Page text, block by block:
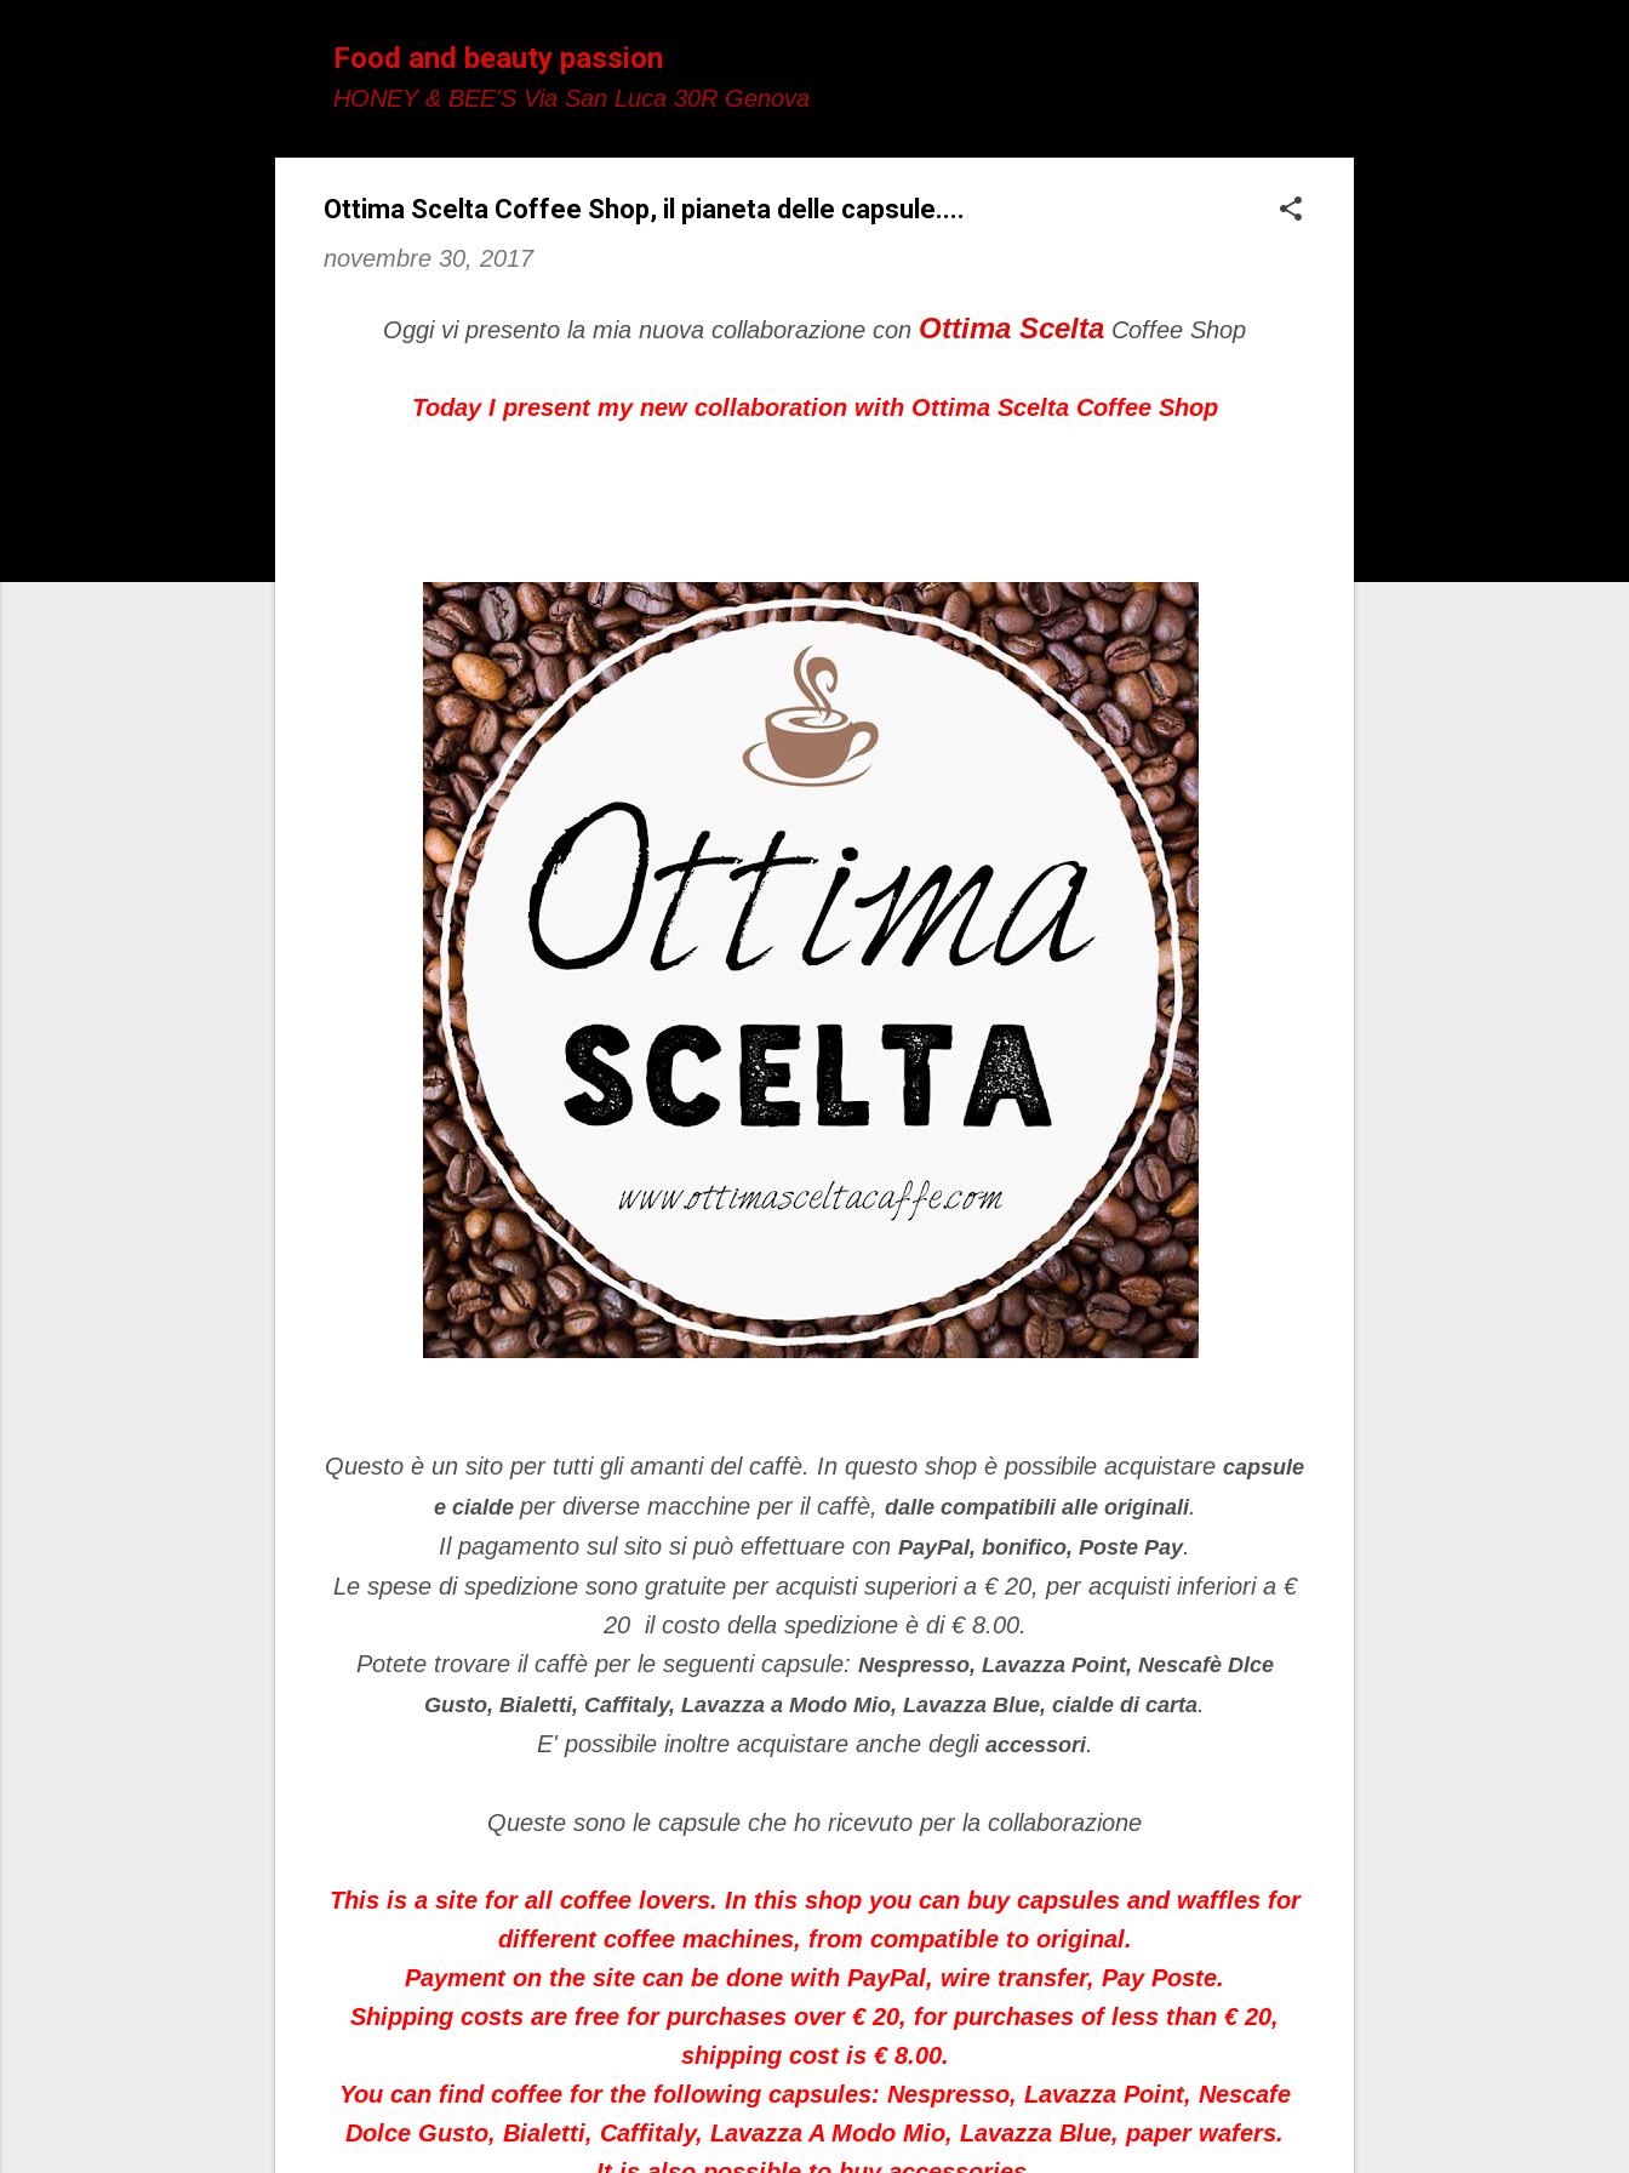
Food and beauty passion
HONEY & BEE'S Via San Luca 30R Genova
Ottima Scelta Coffee Shop, il pianeta delle capsule....
novembre 30, 2017
Oggi vi presento la mia nuova collaborazione con Ottima Scelta Coffee Shop
Today I present my new collaboration with Ottima Scelta Coffee Shop
Questo è un sito per tutti gli amanti del caffè. In questo shop è possibile acquistare capsule
e cialde per diverse macchine per il caffè, dalle compatibili alle originali.
Il pagamento sul sito si può effettuare con PayPal, bonifico, Poste Pay.
Le spese di spedizione sono gratuite per acquisti superiori a € 20, per acquisti inferiori a €
20 il costo della spedizione è di € 8.00.
Potete trovare il caffè per le seguenti capsule: Nespresso, Lavazza Point, Nescafè Dlce
Gusto, Bialetti, Caffitaly, Lavazza a Modo Mio, Lavazza Blue, cialde di carta.
E' possibile inoltre acquistare anche degli accessori.
Queste sono le capsule che ho ricevuto per la collaborazione
This is a site for all coffee lovers. In this shop you can buy capsules and waffles for
different coffee machines, from compatible to original.
Payment on the site can be done with PayPal, wire transfer, Pay Poste.
Shipping costs are free for purchases over € 20, for purchases of less than € 20,
shipping cost is € 8.00.
You can find coffee for the following capsules: Nespresso, Lavazza Point, Nescafe
Dolce Gusto, Bialetti, Caffitaly, Lavazza A Modo Mio, Lavazza Blue, paper wafers.